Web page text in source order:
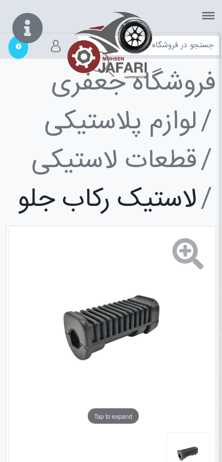
0
فروشگاه جعفری
لوازم پلاستیکی
قطعات لاستیکی
لاستیک رکاب جلو
Tap to expand